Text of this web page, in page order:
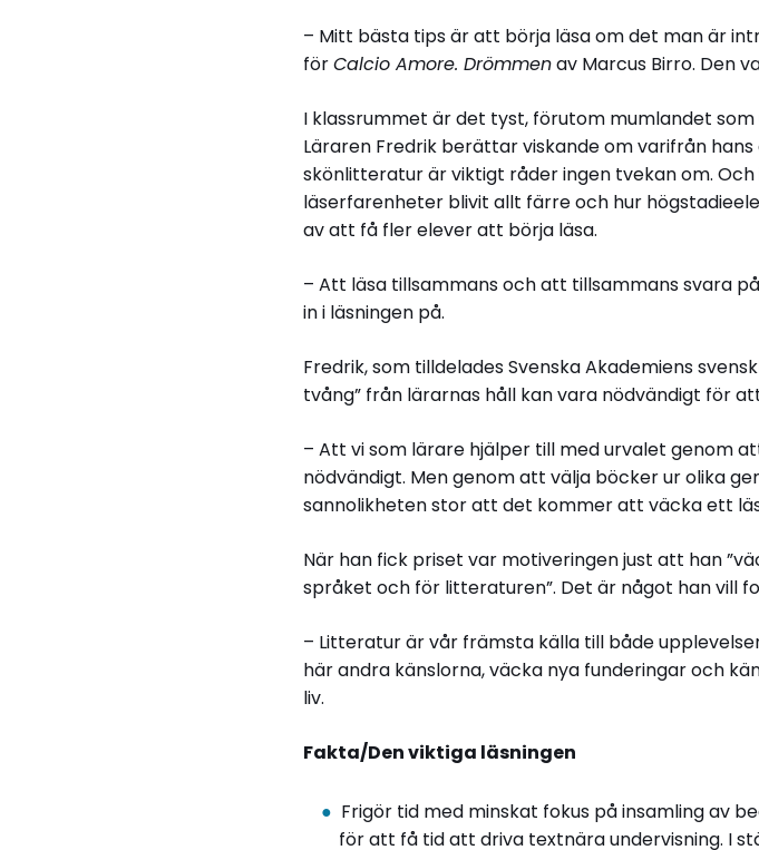
– Mitt bästa tips är att börja läsa om det man är
förCalcio Amore. Drömmenav Marcus Birro. Den
I klassrummet är det tyst, förutom mumlandet
Läraren Fredrik berättar viskande om varifrån
skönlitteratur är viktigt råder ingen tvekan om.
läserfarenheter blivit allt färre och hur
av att få fler elever att börja läsa.
– Att läsa tillsammans och att tillsammans svara
in i läsningen på.
Fredrik, som tilldelades Svenska Akademiens
tvång” från lärarnas håll kan vara nödvändigt för
– Att vi som lärare hjälper till med urvalet genom
nödvändigt. Men genom att välja böcker ur olika
sannolikheten stor att det kommer att väcka ett
När han fick priset var motiveringen just att han
språket och för litteraturen”. Det är något han vill
– Litteratur är vår främsta källa till både
här andra känslorna, väcka nya funderingar och
liv.
Fakta/Den viktiga läsningen
Frigör tid med minskat fokus på insamling av
för att få tid att driva textnära undervisning. I